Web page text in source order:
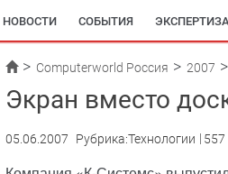
НОВОСТИ СОБЫТИЯ
Computerworld Россия 2007
Экран вместо
05.06.2007 Рубрика:Технологии 557